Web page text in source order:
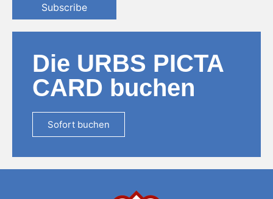
Subscribe
Die URBS PICTA
CARD buchen
Sofort buchen